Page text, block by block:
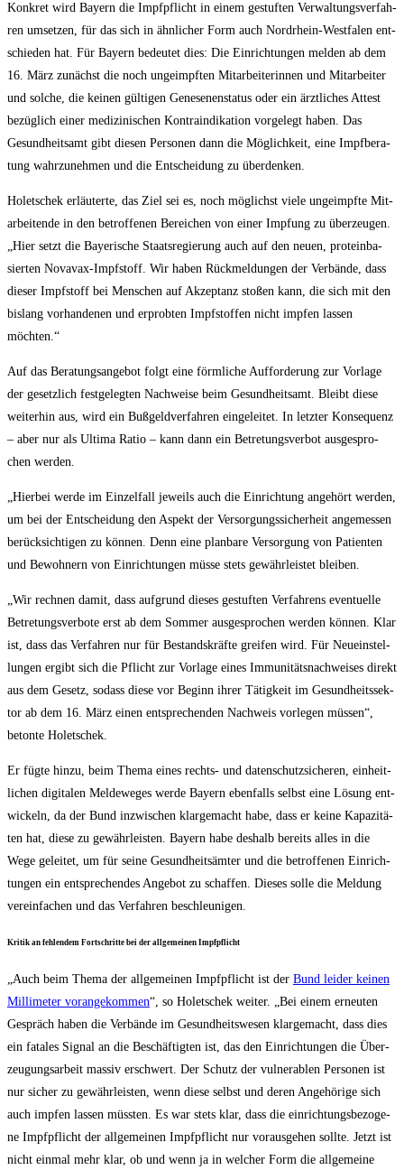
Kon­kret wird Bay­ern die Impf­pflicht in einem gestuf­ten Ver­wal­tungs­ver­fah­
ren umset­zen, für das sich in ähn­li­cher Form auch Nord­rhein-West­fa­len ent­
schie­den hat. Für Bay­ern bedeu­tet dies: Die Ein­rich­tun­gen mel­den ab dem
16. März zunächst die noch unge­impf­ten Mit­ar­bei­te­rin­nen und Mit­ar­bei­ter
und sol­che, die kei­nen gül­ti­gen Gene­se­nen­sta­tus oder ein ärzt­li­ches Attest
bezüg­lich einer medi­zi­ni­schen Kon­tra­in­di­ka­ti­on vor­ge­legt haben. Das
Gesund­heits­amt gibt die­sen Per­so­nen dann die Mög­lich­keit, eine Impf­be­ra­
tung wahr­zu­neh­men und die Ent­schei­dung zu überdenken.
Holet­schek erläu­ter­te, das Ziel sei es, noch mög­lichst vie­le unge­impf­te Mit­
ar­bei­ten­de in den betrof­fe­nen Berei­chen von einer Imp­fung zu über­zeu­gen.
„Hier setzt die Baye­ri­sche Staats­re­gie­rung auch auf den neu­en, pro­te­in­ba­
sier­ten Nova­vax-Impf­stoff. Wir haben Rück­mel­dun­gen der Ver­bän­de, dass
die­ser Impf­stoff bei Men­schen auf Akzep­tanz sto­ßen kann, die sich mit den
bis­lang vor­han­de­nen und erprob­ten Impf­stof­fen nicht imp­fen las­sen
möchten.“
Auf das Bera­tungs­an­ge­bot folgt eine förm­li­che Auf­for­de­rung zur Vor­la­ge
der gesetz­lich fest­ge­leg­ten Nach­wei­se beim Gesund­heits­amt. Bleibt die­se
wei­ter­hin aus, wird ein Buß­geld­ver­fah­ren ein­ge­lei­tet. In letz­ter Kon­se­quenz
– aber nur als Ulti­ma Ratio – kann dann ein Betre­tungs­ver­bot aus­ge­spro­
chen werden.
„Hier­bei wer­de im Ein­zel­fall jeweils auch die Ein­rich­tung ange­hört wer­den,
um bei der Ent­schei­dung den Aspekt der Ver­sor­gungs­si­cher­heit ange­mes­sen
berück­sich­ti­gen zu kön­nen. Denn eine plan­ba­re Ver­sor­gung von Pati­en­ten
und Bewoh­nern von Ein­rich­tun­gen müs­se stets gewähr­leis­tet bleiben.
„Wir rech­nen damit, dass auf­grund die­ses gestuf­ten Ver­fah­rens even­tu­el­le
Betre­tungs­ver­bo­te erst ab dem Som­mer aus­ge­spro­chen wer­den kön­nen. Klar
ist, dass das Ver­fah­ren nur für Bestands­kräf­te grei­fen wird. Für Neu­ein­stel­
lun­gen ergibt sich die Pflicht zur Vor­la­ge eines Immu­ni­täts­nach­wei­ses direkt
aus dem Gesetz, sodass die­se vor Beginn ihrer Tätig­keit im Gesund­heits­sek­
tor ab dem 16. März einen ent­spre­chen­den Nach­weis vor­le­gen müs­sen“,
beton­te Holetschek.
Er füg­te hin­zu, beim The­ma eines rechts- und daten­schutz­si­che­ren, ein­heit­
li­chen digi­ta­len Mel­de­we­ges wer­de Bay­ern eben­falls selbst eine Lösung ent­
wi­ckeln, da der Bund inzwi­schen klar­ge­macht habe, dass er kei­ne Kapa­zi­tä­
ten hat, die­se zu gewähr­leis­ten. Bay­ern habe des­halb bereits alles in die
Wege gelei­tet, um für sei­ne Gesund­heits­äm­ter und die betrof­fe­nen Ein­rich­
tun­gen ein ent­spre­chen­des Ange­bot zu schaf­fen. Die­ses sol­le die Mel­dung
ver­ein­fa­chen und das Ver­fah­ren beschleunigen.
Kri­tik an feh­len­dem Fort­schrit­te bei der all­ge­mei­nen Impfpflicht
„Auch beim The­ma der all­ge­mei­nen Impf­pflicht ist der Bund lei­der kei­nen
Mil­li­me­ter vor­an­ge­kom­men“, so Holet­schek wei­ter. „Bei einem erneu­ten
Gespräch haben die Ver­bän­de im Gesund­heits­we­sen klar­ge­macht, dass dies
ein fata­les Signal an die Beschäf­tig­ten ist, das den Ein­rich­tun­gen die Über­
zeu­gungs­ar­beit mas­siv erschwert. Der Schutz der vul­ner­ablen Per­so­nen ist
nur sicher zu gewähr­leis­ten, wenn die­se selbst und deren Ange­hö­ri­ge sich
auch imp­fen las­sen müss­ten. Es war stets klar, dass die ein­rich­tungs­be­zo­ge­
ne Impf­pflicht der all­ge­mei­nen Impf­pflicht nur vor­aus­ge­hen soll­te. Jetzt ist
nicht ein­mal mehr klar, ob und wenn ja in wel­cher Form die all­ge­mei­ne